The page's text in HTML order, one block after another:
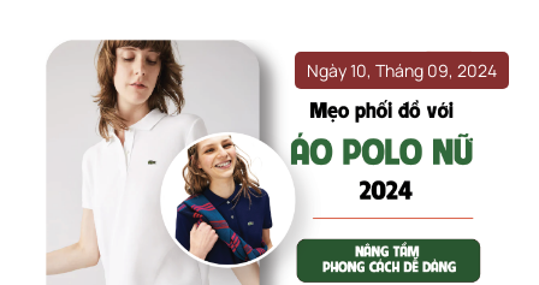
Ngày 10, Tháng 09, 2024